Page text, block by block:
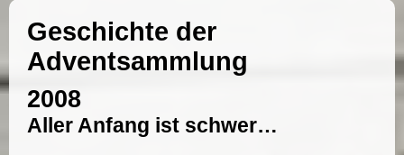
Geschichte der
Adventsammlung
2008
Aller Anfang ist schwer…